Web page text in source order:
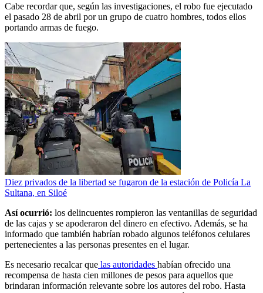
Cabe recordar que, según las investigaciones, el robo fue ejecutado
el pasado 28 de abril por un grupo de cuatro hombres, todos ellos
portando armas de fuego.
Diez privados de la libertad se fugaron de la estación de Policía La
Sultana, en Siloé
Así ocurrió: los delincuentes rompieron las ventanillas de seguridad
de las cajas y se apoderaron del dinero en efectivo. Además, se ha
informado que también habrían robado algunos teléfonos celulares
pertenecientes a las personas presentes en el lugar.
Es necesario recalcar que las autoridades habían ofrecido una
recompensa de hasta cien millones de pesos para aquellos que
brindaran información relevante sobre los autores del robo. Hasta